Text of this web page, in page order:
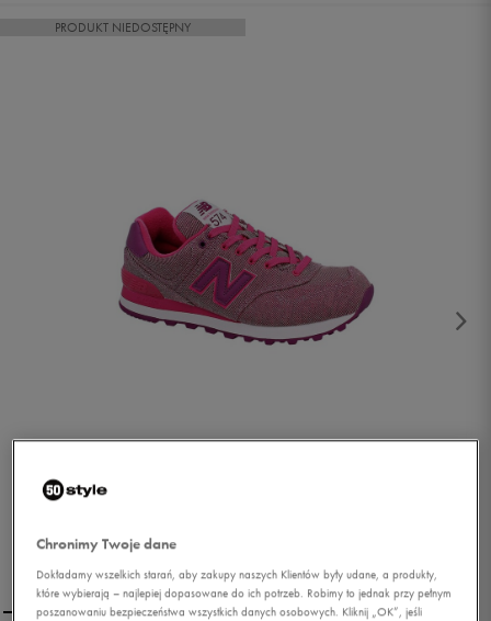
PRODUKT NIEDOSTĘPNY
Chronimy Twoje dane
Dokładamy wszelkich starań, aby zakupy naszych Klientów były udane, a produkty,
które wybierają – najlepiej dopasowane do ich potrzeb. Robimy to jednak przy pełnym
poszanowaniu bezpieczeństwa wszystkich danych osobowych. Kliknij „OK”, jeśli